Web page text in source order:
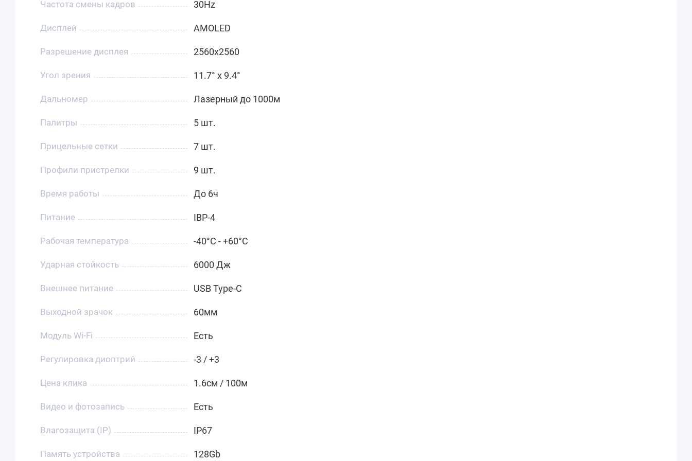
Частота смены кадров 30Hz
Дисплей AMOLED
Разрешение дисплея 2560x2560
Угол зрения 11.7° x 9.4°
Дальномер Лазерный до 1000м
Палитры 5 шт.
Прицельные сетки 7 шт.
Профили пристрелки 9 шт.
Время работы До 6ч
Питание IBP-4
Рабочая температура -40°C - +60°C
Ударная стойкость 6000 Дж
Внешнее питание USB Type-C
Выходной зрачок 60мм
Модуль Wi-Fi Есть
Регулировка диоптрий -3 / +3
Цена клика 1.6см / 100м
Видео и фотозапись Есть
Влагозащита (IP) IP67
Память устройства 128Gb